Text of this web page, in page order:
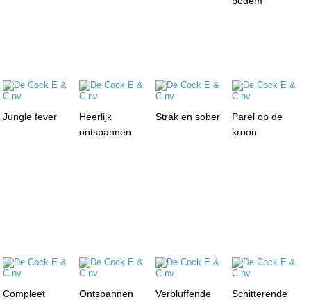
Jungle fever
Heerlijk
ontspannen
Strak en sober
Parel op de
kroon
Compleet
Ontspannen
Verbluffende
Schitterende